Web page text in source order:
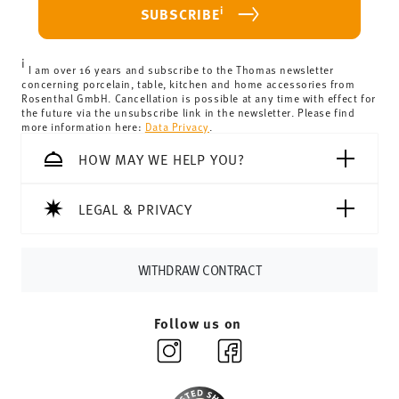
For Germany, these are 4,90 €. For all other countries, you
can view the delivery costs
delivery is free of charge.
Switzerland:delivery is free of charge for orders over
69,90 CHF. If the value of your purchase is less than
69,90 CHF, delivery charges are 36,90 CHF.
Tracking:You will receive a tracking code by e-mail as
Delivery time: 3-5 working days for delivery within
Germany for items in stock. You can view delivery times to
For returns, please use ourreturns service
SUBSCRIBEi
i I am over 16 years and subscribe to the Thomas newsletter
concerning porcelain, table, kitchen and home accessories from
Rosenthal GmbH. Cancellation is possible at any time with effect for
the future via the unsubscribe link in the newsletter. Please find
more information here: Data Privacy
HOW MAY WE HELP YOU?
LEGAL & PRIVACY
WITHDRAW CONTRACT
Follow us on